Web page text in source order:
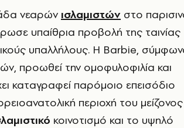
νεαρών ισλαμιστών στο
υπαίθρια προβολή της ταινίας
υπαλλήλους. Η Barbie,
προωθεί την ομοφυλοφιλία και
καταγραφεί παρόμοιο επεισόδιο
περιοχή του μείζονος
κοινοτισμό και το υψηλό